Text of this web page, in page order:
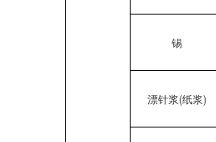
锡
漂针浆(纸浆)